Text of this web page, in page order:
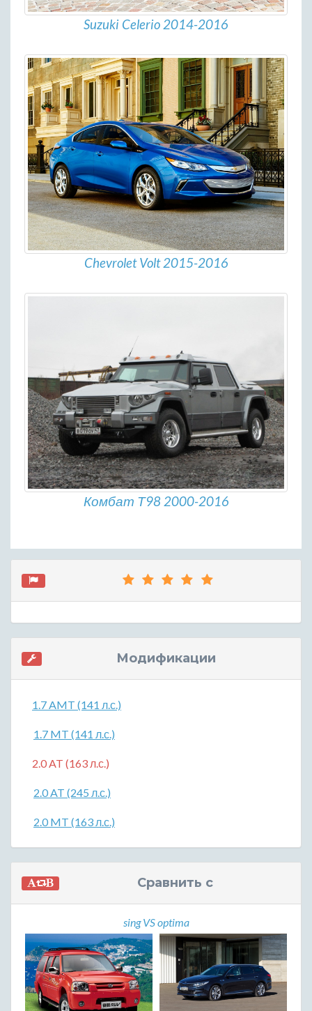
Suzuki Celerio 2014-2016
Chevrolet Volt 2015-2016
Комбат Т98 2000-2016
Модификации
1.7 AMT (141 л.с.)
1.7 MT (141 л.с.)
2.0 AT (163 л.с.)
2.0 AT (245 л.с.)
2.0 MT (163 л.с.)
Сравнить с
sing VS optima